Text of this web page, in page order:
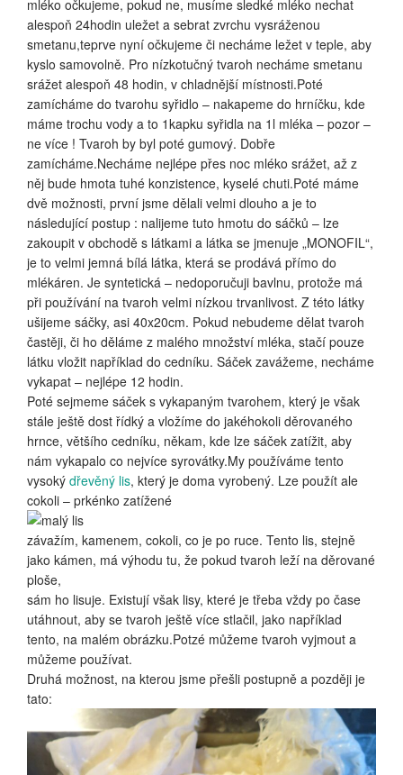
mléko očkujeme, pokud ne, musíme sledké mléko nechat
alespoň 24hodin uležet a sebrat zvrchu vysráženou
smetanu,teprve nyní očkujeme či necháme ležet v teple, aby
kyslo samovolně. Pro nízkotučný tvaroh necháme smetanu
srážet alespoň 48 hodin, v chladnější místnosti.Poté
zamícháme do tvarohu syřidlo – nakapeme do hrníčku, kde
máme trochu vody a to 1kapku syřidla na 1l mléka – pozor –
ne více ! Tvaroh by byl poté gumový. Dobře
zamícháme.Necháme nejlépe přes noc mléko srážet, až z
něj bude hmota tuhé konzistence, kyselé chuti.Poté máme
dvě možnosti, první jsme dělali velmi dlouho a je to
následující postup : nalijeme tuto hmotu do sáčků – lze
zakoupit v obchodě s látkami a látka se jmenuje „MONOFIL“,
je to velmi jemná bílá látka, která se prodává přímo do
mlékáren. Je syntetická – nedoporučuji bavlnu, protože má
při používání na tvaroh velmi nízkou trvanlivost. Z této látky
ušijeme sáčky, asi 40x20cm. Pokud nebudeme dělat tvaroh
častěji, či ho děláme z malého množství mléka, stačí pouze
látku vložit například do cedníku. Sáček zavážeme, necháme
vykapat – nejlépe 12 hodin.
Poté sejmeme sáček s vykapaným tvarohem, který je však
stále ještě dost řídký a vložíme do jakéhokoli děrovaného
hrnce, většího cedníku, někam, kde lze sáček zatížit, aby
nám vykapalo co nejvíce syrovátky.My používáme tento
vysoký dřevěný lis, který je doma vyrobený. Lze použít ale
cokoli – prkénko zatížené
závažím, kamenem, cokoli, co je po ruce. Tento lis, stejně
jako kámen, má výhodu tu, že pokud tvaroh leží na děrované
ploše,
sám ho lisuje. Existují však lisy, které je třeba vždy po čase
utáhnout, aby se tvaroh ještě více stlačil, jako například
tento, na malém obrázku.Potzé můžeme tvaroh vyjmout a
můžeme používat.
Druhá možnost, na kterou jsme přešli postupně a později je
tato: